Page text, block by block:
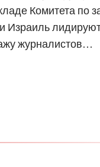
Комитета по
Израиль
журналистов…